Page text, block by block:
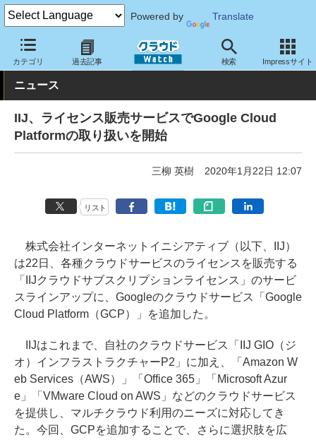
Powered by Translate
カテゴリ 過去記事 検索 Impressサイト
クラウド Watch ハード・インフラ パブリッククラウド Google
ニュース
IIJ、ライセンス販売サービスでGoogle Cloud
Platformの取り扱いを開始
三柳 英樹 2020年1月22日 12:07
リスト
株式会社インターネットイニシアティブ（以下、IIJ）
は22日、各種クラウドサービスのライセンスを販売する
「IIJクラウドサブスクリプションライセンス」のサービ
スラインアップに、Googleのクラウドサービス「Google
Cloud Platform（GCP）」を追加した。
IIJはこれまで、自社のクラウドサービス「IIJ GIO（ジ
オ）インフラストラクチャーP2」に加え、「Amazon W
eb Services（AWS）」「Office 365」「Microsoft Azur
e」「VMware Cloud on AWS」などのクラウドサービス
を提供し、マルチクラウド利用のニーズに対応してき
た。今回、GCPを追加することで、さらに選択肢を広